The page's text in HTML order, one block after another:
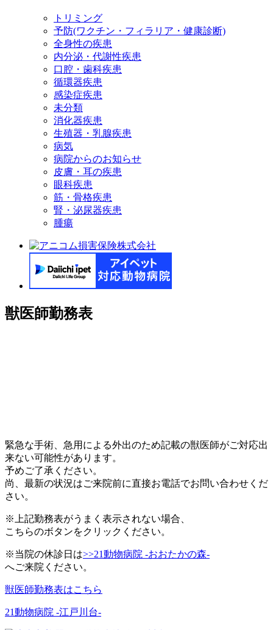
トリミング
予防(ワクチン・フィラリア・健康診断)
全身性の疾患
内分泌・代謝性疾患
口腔・歯科疾患
循環器疾患
感染症疾患
未分類
消化器疾患
生殖器・乳腺疾患
病気
病院からのお知らせ
皮膚・耳の疾患
眼科疾患
筋・骨格疾患
腎・泌尿器疾患
腫瘍
獣医師勤務表
緊急な手術、急用による外出のため記載の獣医師がご対応出
来ない可能性があります。
予めご了承ください。
尚、最新の状況はご来院前に直接お電話でお問い合わせくだ
さい。
※上記勤務表がうまく表示されない場合、
こちらのボタンをクリックください。
※当院の休診日は>>21動物病院 -おおたかの森-
へご来院ください。
獣医師勤務表はこちら
21動物病院 -江戸川台-